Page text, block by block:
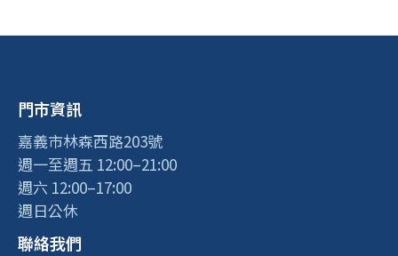
門市資訊
嘉義市林森西路203號
週一至週五 12:00–21:00
週六 12:00–17:00
週日公休
聯絡我們